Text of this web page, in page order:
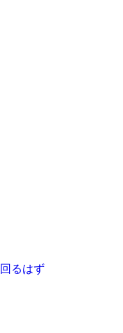
るはず